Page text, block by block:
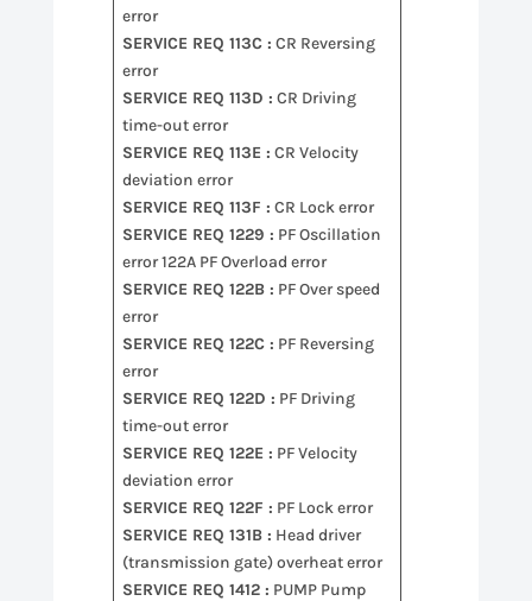
error
SERVICE REQ 113C : CR Reversing
error
SERVICE REQ 113D : CR Driving
time-out error
SERVICE REQ 113E : CR Velocity
deviation error
SERVICE REQ 113F : CR Lock error
SERVICE REQ 1229 : PF Oscillation
error 122A PF Overload error
SERVICE REQ 122B : PF Over speed
error
SERVICE REQ 122C : PF Reversing
error
SERVICE REQ 122D : PF Driving
time-out error
SERVICE REQ 122E : PF Velocity
deviation error
SERVICE REQ 122F : PF Lock error
SERVICE REQ 131B : Head driver
(transmission gate) overheat error
SERVICE REQ 1412 : PUMP Pump